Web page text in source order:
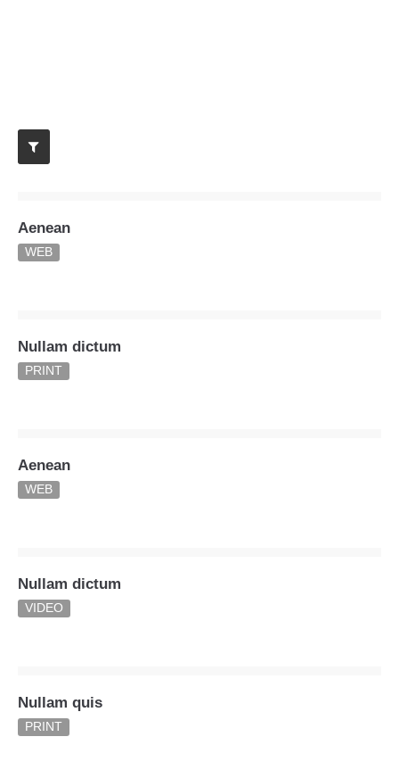
Passwort
Support
Lorem ipsum dolor sit amet:
24h
Get in touch
Have any questions?
Aenean
WEB
Nullam dictum
PRINT
Aenean
WEB
Nullam dictum
VIDEO
Nullam quis
PRINT